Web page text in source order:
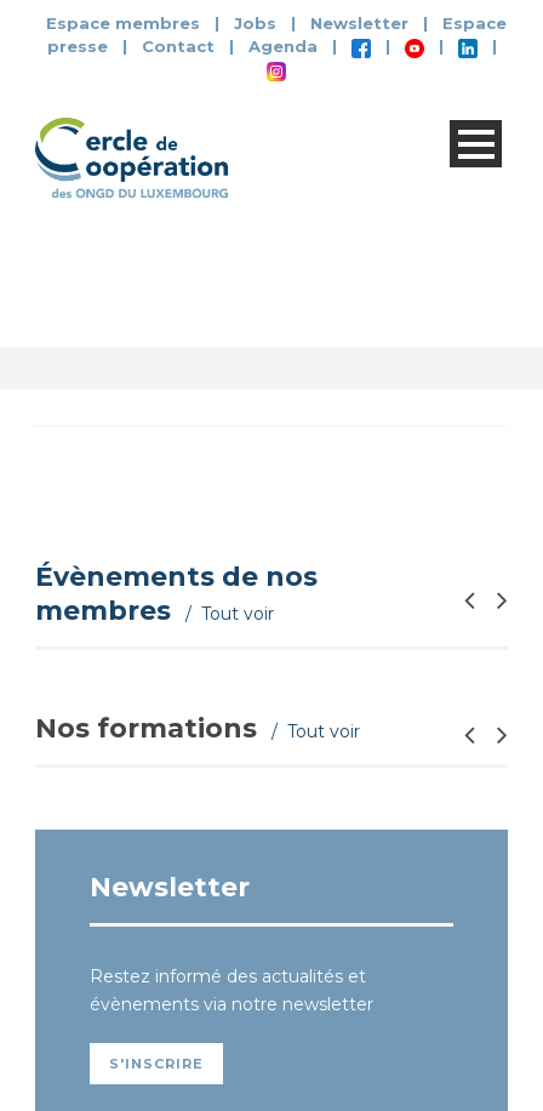
Espace membres | Jobs | Newsletter |
Espace
presse
| Contact | Agenda | | | |
Évènements de nos
membres
Tout voir
Nos formations Tout voir
Newsletter
Restez informé des actualités et
évènements via notre newsletter
S'INSCRIRE